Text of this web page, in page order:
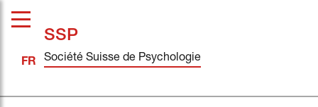
SSP
Société Suisse de Psychologie